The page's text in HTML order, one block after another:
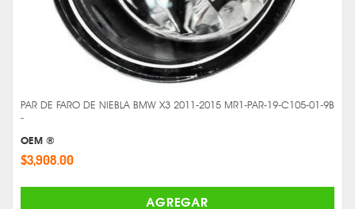
PAR DE FARO DE NIEBLA BMW X3 2011-2015 MR1-PAR-19-C105-01-9B
-
OEM ®
$3,908.00
AGREGAR